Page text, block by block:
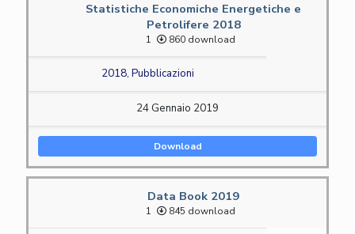
Statistiche Economiche Energetiche e
Petrolifere 2018
1 860 download
2018, Pubblicazioni
24 Gennaio 2019
Download
Data Book 2019
1 845 download